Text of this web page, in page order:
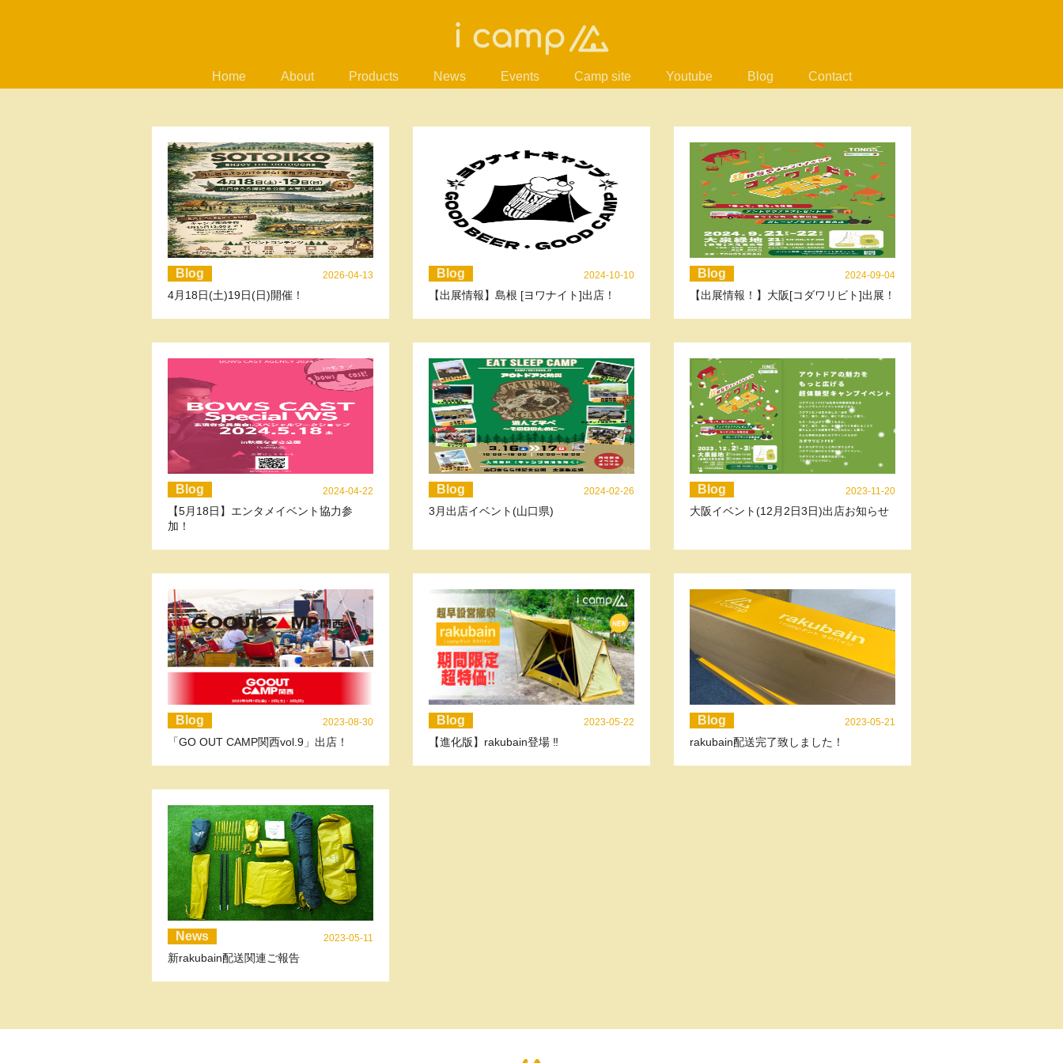
Home About Products News Events Camp site Youtube Blog Contact
Blog 2026-04-13
4月18日(土)19日(日)開催！
Blog 2024-10-10
【出展情報】島根 [ヨワナイト]出店！
Blog 2024-09-04
【出展情報！】大阪[コダワリビト]出展！
Blog 2024-04-22
【5月18日】エンタメイベント協力参
加！
Blog 2024-02-26
3月出店イベント(山口県)
Blog 2023-11-20
大阪イベント(12月2日3日)出店お知らせ
Blog 2023-08-30
「GO OUT CAMP関西vol.9」出店！
Blog 2023-05-22
【進化版】rakubain登場 ‼
Blog 2023-05-21
rakubain配送完了致しました！
News 2023-05-11
新rakubain配送関連ご報告